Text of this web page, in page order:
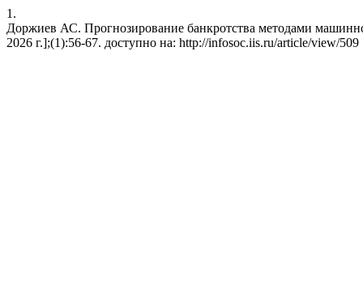
1.
Доржиев АС. Прогнозирование банкротства методами
2026 г.];(1):56-67. доступно на: http://infosoc.iis.ru/article/view/509